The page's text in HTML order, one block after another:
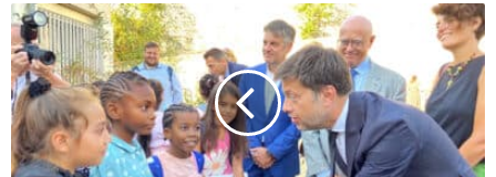
À
M
a
r
s
e
i